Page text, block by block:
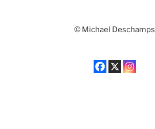
© Michael Deschamps